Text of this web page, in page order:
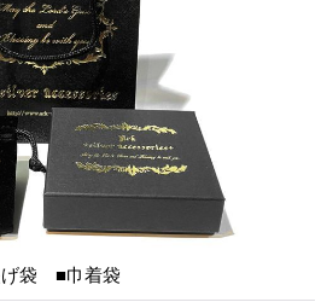
袋 ■巾着袋